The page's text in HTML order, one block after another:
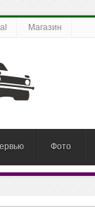
Магазин
Фото